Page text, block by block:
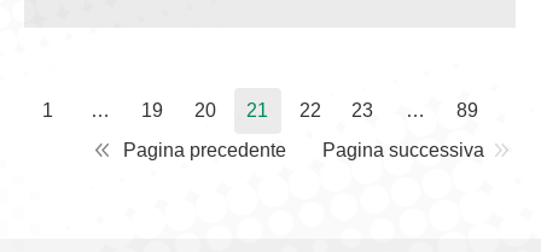
1 … 19 20 21 22 23 …
89
Pagina precedente
Pagina successiva